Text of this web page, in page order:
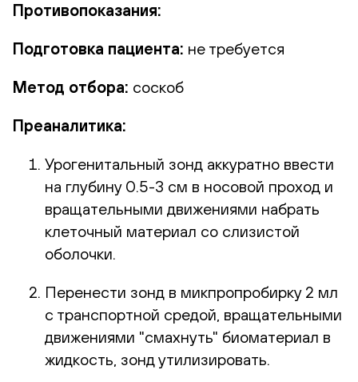
Противопоказания:
Подготовка пациента: не требуется
Метод отбора: соскоб
Преаналитика:
Урогенитальный зонд аккуратно ввести
на глубину 0.5-3 см в носовой проход и
вращательными движениями набрать
клеточный материал со слизистой
оболочки.
Перенести зонд в микпропробирку 2 мл
с транспортной средой, вращательными
движениями "смахнуть" биоматериал в
жидкость, зонд утилизировать.